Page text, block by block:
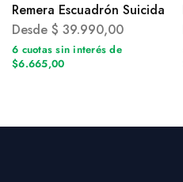
Remera Escuadrón Suicida
Desde $ 39.990,00
6 cuotas sin interés de
$6.665,00